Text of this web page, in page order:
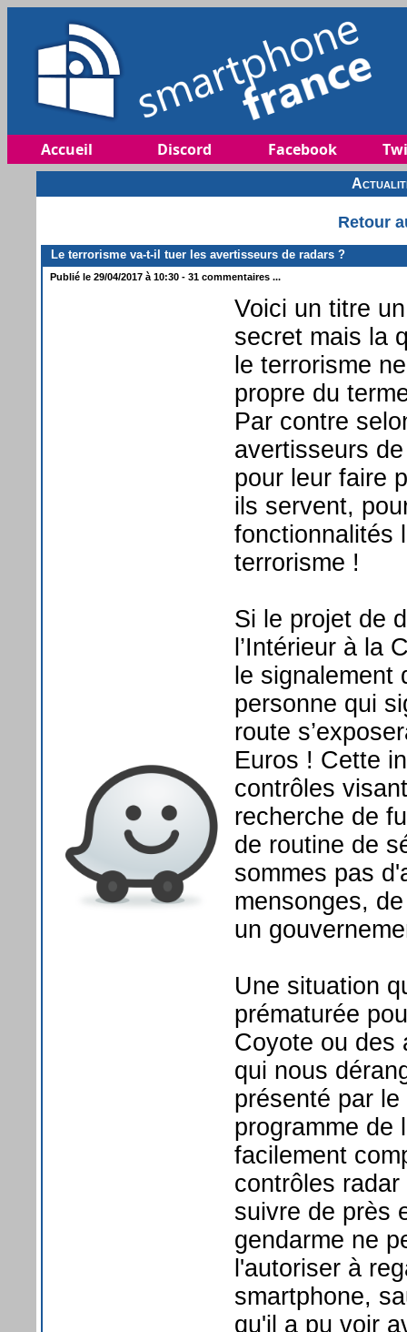
Accueil Discord Facebook
Retour
Le terrorisme va-t-il tuer les avertisseurs de radars ?
Publié le 29/04/2017 à 10:30 - 31 commentaires ...
Voici un titre
secret mais la
le terrorisme
propre du
Par contre
avertisseurs
pour leur faire
ils servent,
fonctionnalités
terrorisme !
Si le projet de
l’Intérieur à la
le
personne qui
route
Euros ! Cette
contrôles
recherche de
de routine de
sommes pas
mensonges,
un
Une situation
prématurée
Coyote ou des
qui nous
présenté par
programme de
facilement
contrôles
suivre de près
gendarme ne
l'autoriser à
smartphone,
qu'il a pu voir